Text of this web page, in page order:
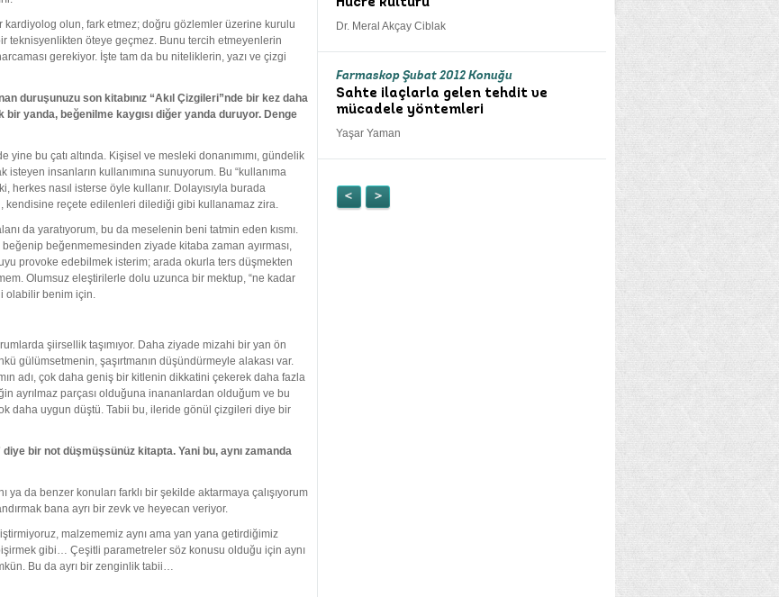
kardiyolog olun, fark etmez; doğru gözlemler üzerine kurulu
teknisyenlikten öteye geçmez. Bunu tercih etmeyenlerin
gerekiyor. İşte tam da bu niteliklerin, yazı ve çizgi
duruşunuzu son kitabınız “Akıl Çizgileri”nde bir kez daha
yanda, beğenilme kaygısı diğer yanda duruyor. Denge
bu çatı altında. Kişisel ve mesleki donanımımı, gündelik
isteyen insanların kullanımına sunuyorum. Bu “kullanıma
herkes nasıl isterse öyle kullanır. Dolayısıyla burada
kendisine reçete edilenleri dilediği gibi kullanamaz zira.
da yaratıyorum, bu da meselenin beni tatmin eden kısmı.
beğenip beğenmemesinden ziyade kitaba zaman ayırması,
provoke edebilmek isterim; arada okurla ters düşmekten
Olumsuz eleştirilerle dolu uzunca bir mektup, “ne kadar
olabilir benim için.
şiirsellik taşımıyor. Daha ziyade mizahi bir yan ön
gülümsetmenin, şaşırtmanın düşündürmeyle alakası var.
adı, çok daha geniş bir kitlenin dikkatini çekerek daha fazla
ayrılmaz parçası olduğuna inananlardan olduğum ve bu
daha uygun düştü. Tabii bu, ileride gönül çizgileri diye bir
bir not düşmüşsünüz kitapta. Yani bu, aynı zamanda
ya da benzer konuları farklı bir şekilde aktarmaya çalışıyorum
bana ayrı bir zevk ve heyecan veriyor.
malzememiz aynı ama yan yana getirdiğimiz
gibi… Çeşitli parametreler söz konusu olduğu için aynı
Bu da ayrı bir zenginlik tabii…
Hücre kültürü
Dr. Meral Akçay Ciblak
Farmaskop Şubat 2012 Konuğu
Sahte ilaçlarla gelen tehdit ve
mücadele yöntemleri
Yaşar Yaman